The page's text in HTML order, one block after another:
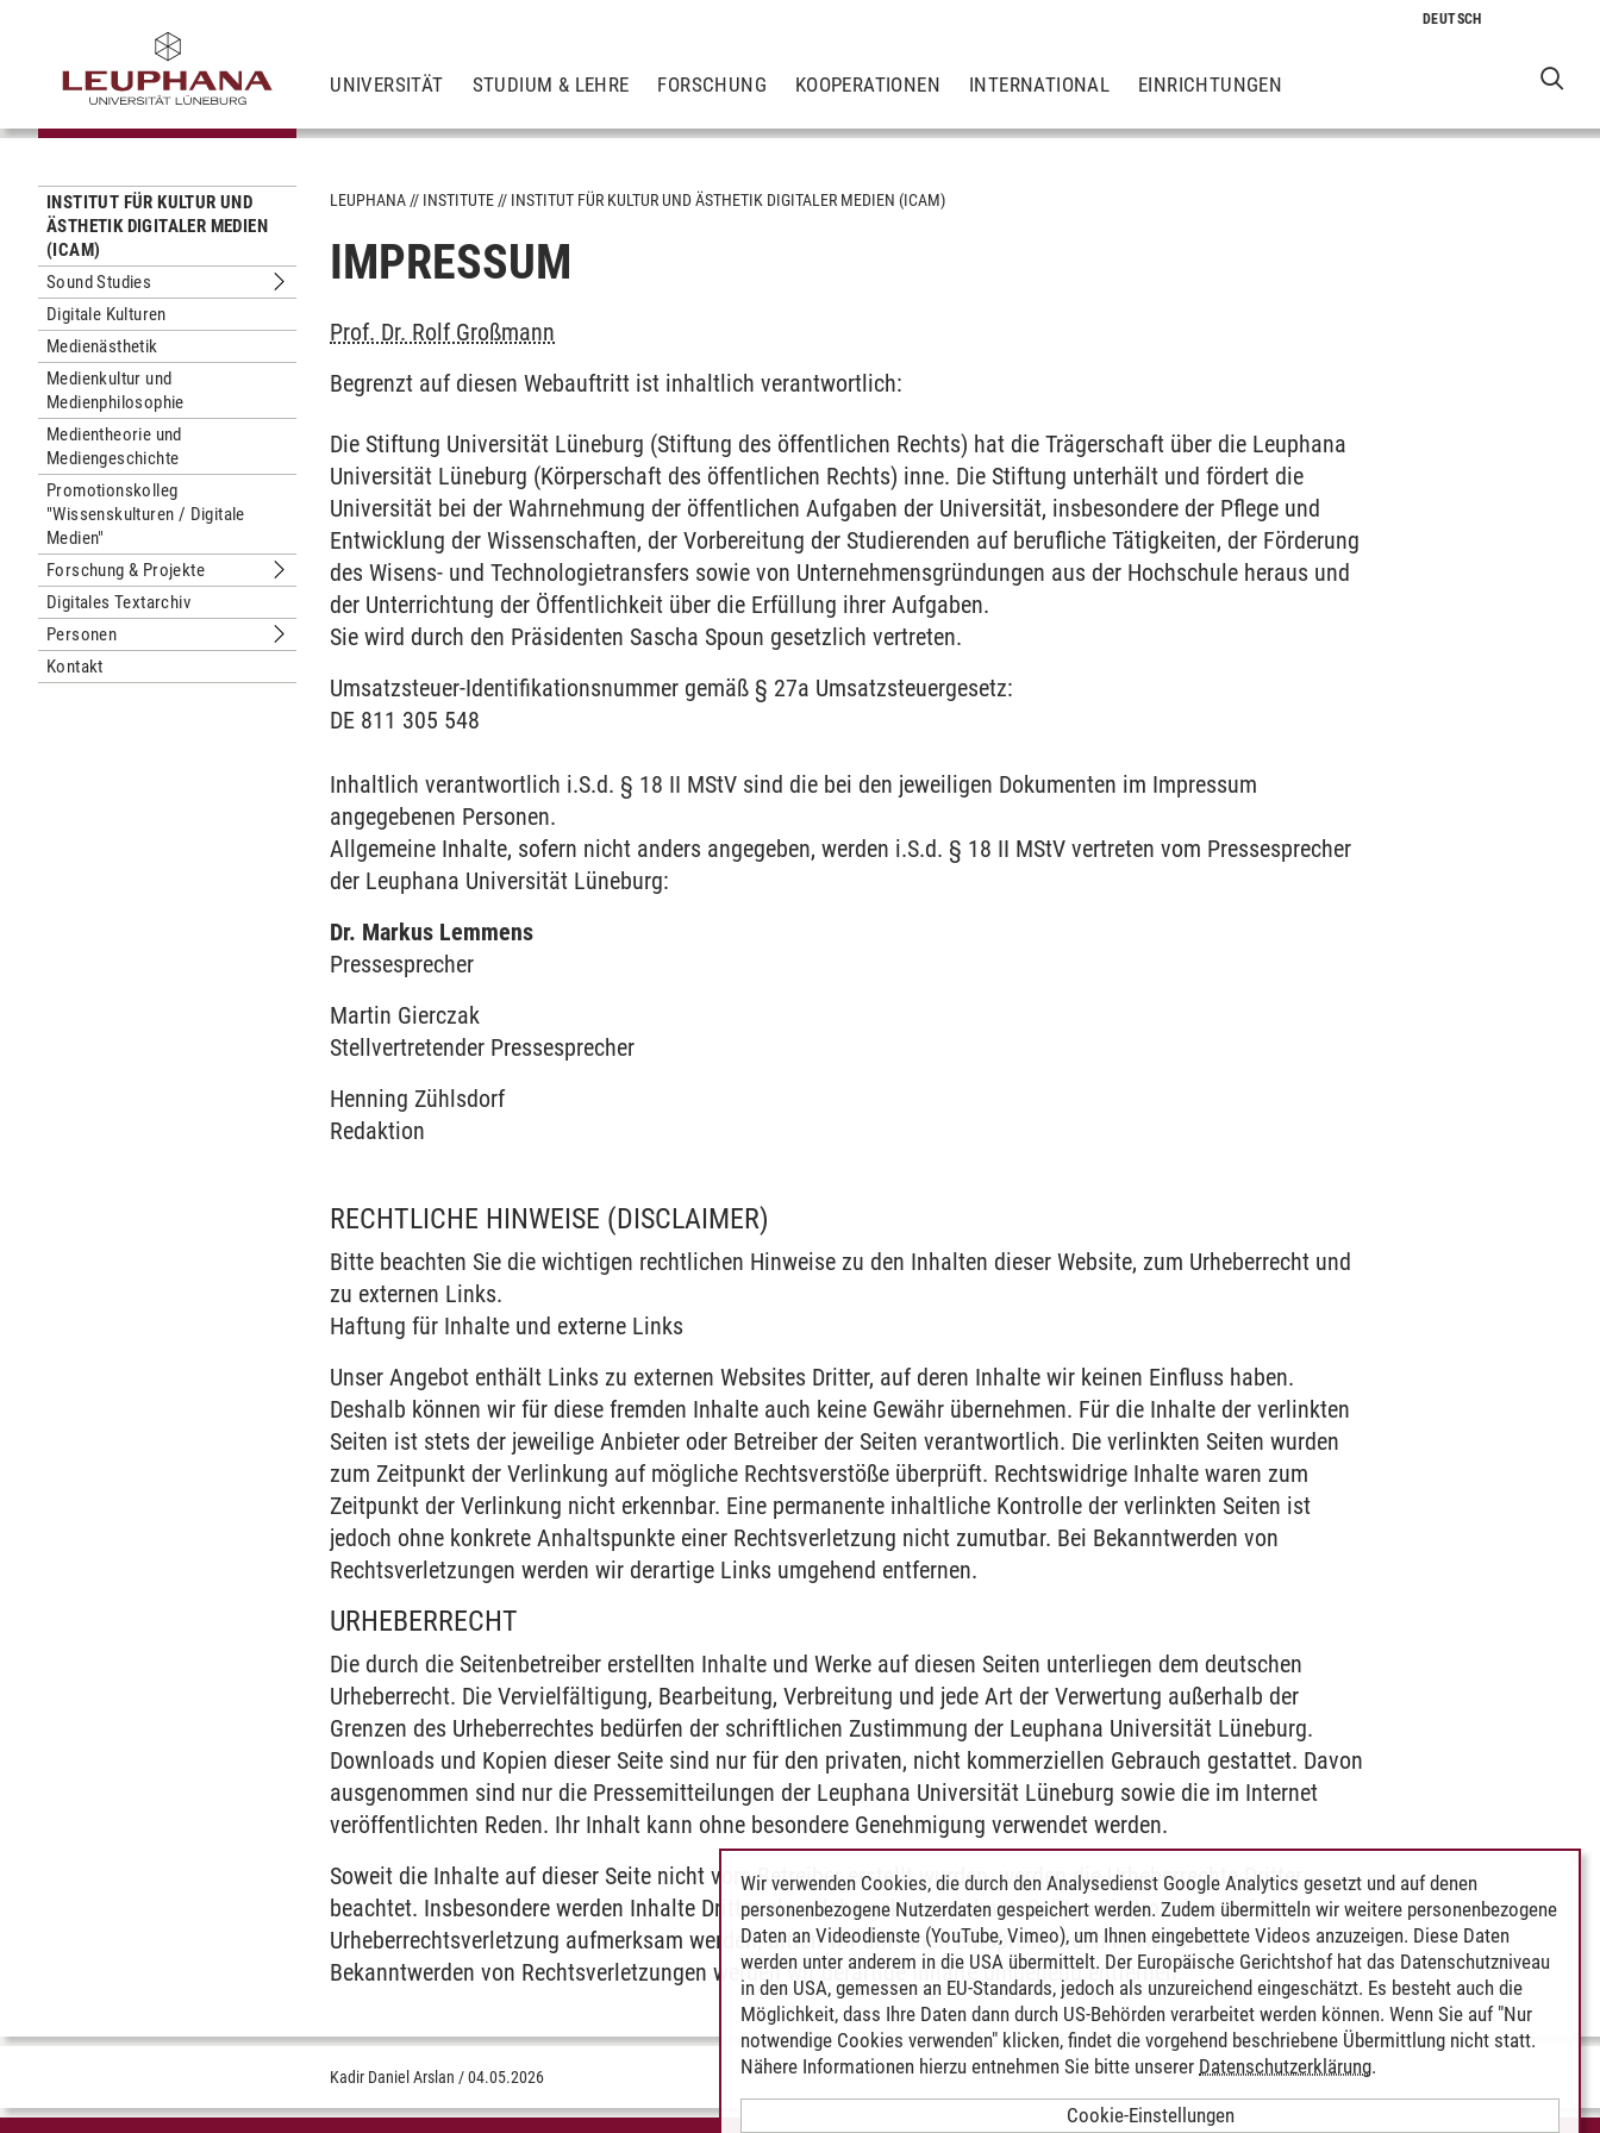
UNIVERSITÄT STUDIUM & LEHRE FORSCHUNG KOOPERATIONEN INTERNATIONAL EINRICHTUNGEN
INSTITUT FÜR KULTUR UND
ÄSTHETIK DIGITALER MEDIEN
(ICAM)
Sound Studies
Untermenu Sound Studies
Digitale Kulturen
Medienästhetik
Medienkultur und
Medienphilosophie
Medientheorie und
Mediengeschichte
Promotionskolleg
"Wissenskulturen / Digitale
Medien"
Forschung & Projekte
Untermenu Forschung & Projekte
Digitales Textarchiv
Personen
Untermenu Personen
Kontakt
LEUPHANA INSTITUTE INSTITUT FÜR KULTUR UND ÄSTHETIK DIGITALER MEDIEN (ICAM)
IMPRESSUM
Prof. Dr. Rolf Großmann
Begrenzt auf diesen Webauftritt ist inhaltlich verantwortlich:
Die Stiftung Universität Lüneburg (Stiftung des öffentlichen Rechts) hat die Trägerschaft über die Leuphana
Universität Lüneburg (Körperschaft des öffentlichen Rechts) inne. Die Stiftung unterhält und fördert die
Universität bei der Wahrnehmung der öffentlichen Aufgaben der Universität, insbesondere der Pflege und
Entwicklung der Wissenschaften, der Vorbereitung der Studierenden auf berufliche Tätigkeiten, der Förderung
des Wisens- und Technologietransfers sowie von Unternehmensgründungen aus der Hochschule heraus und
der Unterrichtung der Öffentlichkeit über die Erfüllung ihrer Aufgaben.
Sie wird durch den Präsidenten Sascha Spoun gesetzlich vertreten.
Umsatzsteuer-Identifikationsnummer gemäß § 27a Umsatzsteuergesetz:
DE 811 305 548
Inhaltlich verantwortlich i.S.d. § 18 II MStV sind die bei den jeweiligen Dokumenten im Impressum
angegebenen Personen.
Allgemeine Inhalte, sofern nicht anders angegeben, werden i.S.d. § 18 II MStV vertreten vom Pressesprecher
der Leuphana Universität Lüneburg:
Dr. Markus Lemmens
Pressesprecher
Martin Gierczak
Stellvertretender Pressesprecher
Henning Zühlsdorf
Redaktion
RECHTLICHE HINWEISE (DISCLAIMER)
Bitte beachten Sie die wichtigen rechtlichen Hinweise zu den Inhalten dieser Website, zum Urheberrecht und
zu externen Links.
Haftung für Inhalte und externe Links
Unser Angebot enthält Links zu externen Websites Dritter, auf deren Inhalte wir keinen Einfluss haben.
Deshalb können wir für diese fremden Inhalte auch keine Gewähr übernehmen. Für die Inhalte der verlinkten
Seiten ist stets der jeweilige Anbieter oder Betreiber der Seiten verantwortlich. Die verlinkten Seiten wurden
zum Zeitpunkt der Verlinkung auf mögliche Rechtsverstöße überprüft. Rechtswidrige Inhalte waren zum
Zeitpunkt der Verlinkung nicht erkennbar. Eine permanente inhaltliche Kontrolle der verlinkten Seiten ist
jedoch ohne konkrete Anhaltspunkte einer Rechtsverletzung nicht zumutbar. Bei Bekanntwerden von
Rechtsverletzungen werden wir derartige Links umgehend entfernen.
URHEBERRECHT
Die durch die Seitenbetreiber erstellten Inhalte und Werke auf diesen Seiten unterliegen dem deutschen
Urheberrecht. Die Vervielfältigung, Bearbeitung, Verbreitung und jede Art der Verwertung außerhalb der
Grenzen des Urheberrechtes bedürfen der schriftlichen Zustimmung der Leuphana Universität Lüneburg.
Downloads und Kopien dieser Seite sind nur für den privaten, nicht kommerziellen Gebrauch gestattet. Davon
ausgenommen sind nur die Pressemitteilungen der Leuphana Universität Lüneburg sowie die im Internet
veröffentlichten Reden. Ihr Inhalt kann ohne besondere Genehmigung verwendet werden.
Soweit die Inhalte auf dieser Seite nicht vom Betreiber erstellt wurden, werden die Urheberrechte Dritter
beachtet. Insbesondere werden Inhalte Dritter als solche gekennzeichnet. Sollten Sie trotzdem auf eine
Urheberrechtsverletzung aufmerksam werden, bitten wir um einen entsprechenden Hinweis. Bei
Bekanntwerden von Rechtsverletzungen werden wir derartige Inhalte umgehend entfernen.
Kadir Daniel Arslan /04.05.2026
Wir verwenden Cookies, die durch den Analysedienst Google Analytics gesetzt und auf denen
personenbezogene Nutzerdaten gespeichert werden. Zudem übermitteln wir weitere personenbezogene
Daten an Videodienste (YouTube, Vimeo), um Ihnen eingebettete Videos anzuzeigen. Diese Daten
werden unter anderem in die USA übermittelt. Der Europäische Gerichtshof hat das Datenschutzniveau
in den USA, gemessen an EU-Standards, jedoch als unzureichend eingeschätzt. Es besteht auch die
Möglichkeit, dass Ihre Daten dann durch US-Behörden verarbeitet werden können. Wenn Sie auf "Nur
notwendige Cookies verwenden" klicken, findet die vorgehend beschriebene Übermittlung nicht statt.
Nähere Informationen hierzu entnehmen Sie bitte unserer Datenschutzerklärung.
Cookie-Einstellungen